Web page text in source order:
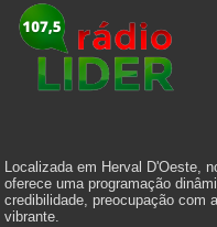
Localizada em Herval D'Oeste,
oferece uma programação
credibilidade, preocupação com
vibrante.